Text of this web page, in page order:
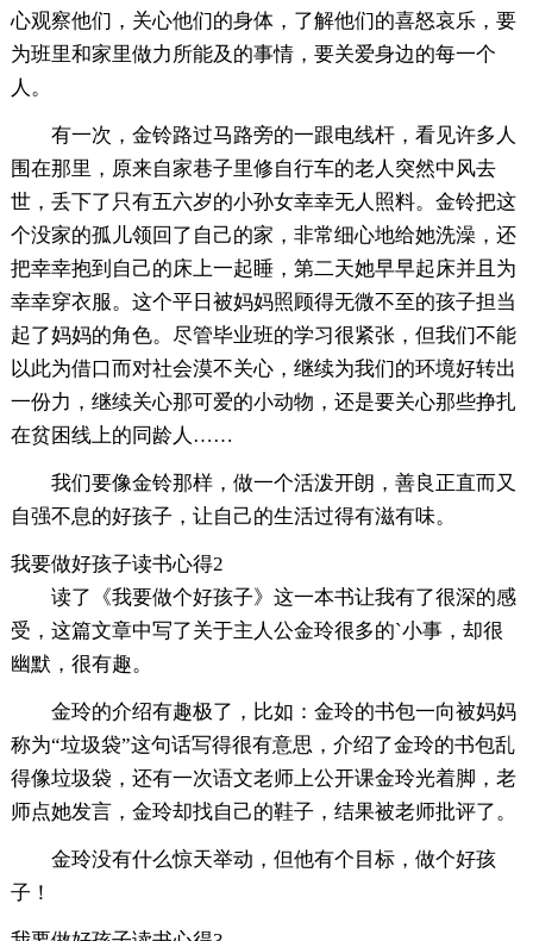
心观察他们，关心他们的身体，了解他们的喜怒哀乐，要
为班里和家里做力所能及的事情，要关爱身边的每一个
人。
有一次，金铃路过马路旁的一跟电线杆，看见许多人
围在那里，原来自家巷子里修自行车的老人突然中风去
世，丢下了只有五六岁的小孙女幸幸无人照料。金铃把这
个没家的孤儿领回了自己的家，非常细心地给她洗澡，还
把幸幸抱到自己的床上一起睡，第二天她早早起床并且为
幸幸穿衣服。这个平日被妈妈照顾得无微不至的孩子担当
起了妈妈的角色。尽管毕业班的学习很紧张，但我们不能
以此为借口而对社会漠不关心，继续为我们的环境好转出
一份力，继续关心那可爱的小动物，还是要关心那些挣扎
在贫困线上的同龄人……
我们要像金铃那样，做一个活泼开朗，善良正直而又
自强不息的好孩子，让自己的生活过得有滋有味。
我要做好孩子读书心得2
读了《我要做个好孩子》这一本书让我有了很深的感
受，这篇文章中写了关于主人公金玲很多的`小事，却很
幽默，很有趣。
金玲的介绍有趣极了，比如：金玲的书包一向被妈妈
称为“垃圾袋”这句话写得很有意思，介绍了金玲的书包乱
得像垃圾袋，还有一次语文老师上公开课金玲光着脚，老
师点她发言，金玲却找自己的鞋子，结果被老师批评了。
金玲没有什么惊天举动，但他有个目标，做个好孩
子！